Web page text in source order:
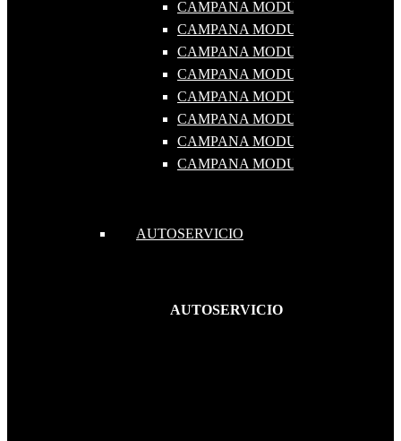
CAMPANA MODULAR 2000X1000
CAMPANA MODULAR 2500X1000
CAMPANA MODULAR 3000X1000
CAMPANA MODULAR 1000X1200
CAMPANA MODULAR 1500X1200
CAMPANA MODULAR 2000X1200
CAMPANA MODULAR 2500X1200
CAMPANA MODULAR 3000X1200
AUTOSERVICIO
AUTOSERVICIO